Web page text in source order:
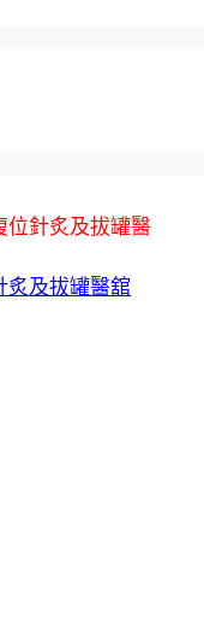
位針炙及拔罐醫
炙及拔罐醫舘